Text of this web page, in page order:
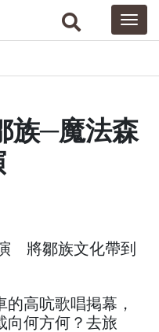
族─魔法森
將鄒族文化帶到
高吭歌唱掲幕，
向何方何？去旅